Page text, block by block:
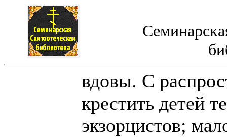
вдовы. С
крестить детей
экзорцистов;